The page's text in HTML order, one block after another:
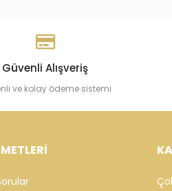
Güvenli Alışveriş
ve kolay ödeme sistemi